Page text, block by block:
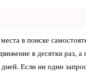
в поиске
в десятки раз, а
Если ни один